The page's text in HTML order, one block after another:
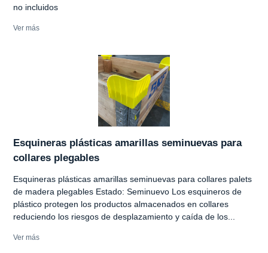
no incluidos
Ver más
Esquineras plásticas amarillas seminuevas para
collares plegables
Esquineras plásticas amarillas seminuevas para collares palets
de madera plegables Estado: Seminuevo Los esquineros de
plástico protegen los productos almacenados en collares
reduciendo los riesgos de desplazamiento y caída de los...
Ver más